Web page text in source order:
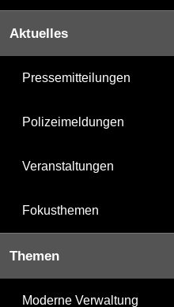
Aktuelles
Pressemitteilungen
Polizeimeldungen
Veranstaltungen
Fokusthemen
Themen
Moderne Verwaltung